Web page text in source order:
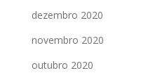
dezembro 2020
novembro 2020
outubro 2020